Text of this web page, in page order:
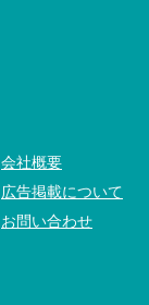
会社概要
広告掲載について
お問い合わせ